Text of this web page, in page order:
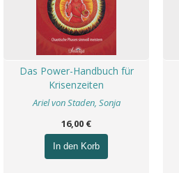
Das Power-Handbuch für
Krisenzeiten
Ariel von Staden, Sonja
16,00 €
In den Korb